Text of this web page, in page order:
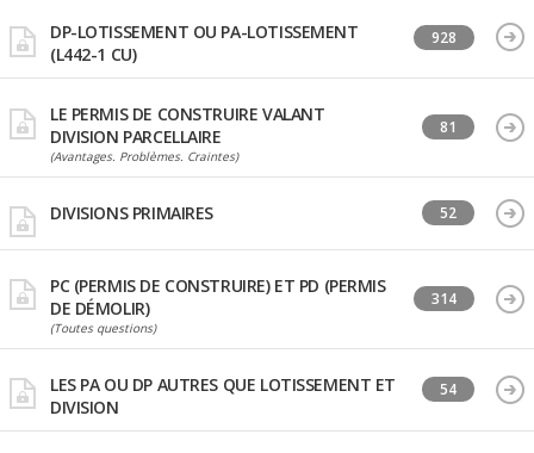
DP-LOTISSEMENT OU PA-LOTISSEMENT
(L442-1 CU)
928
LE PERMIS DE CONSTRUIRE VALANT
DIVISION PARCELLAIRE
(Avantages. Problèmes. Craintes)
81
DIVISIONS PRIMAIRES 52
PC (PERMIS DE CONSTRUIRE) ET PD (PERMIS
DE DÉMOLIR)
(Toutes questions)
314
LES PA OU DP AUTRES QUE LOTISSEMENT ET
DIVISION
54